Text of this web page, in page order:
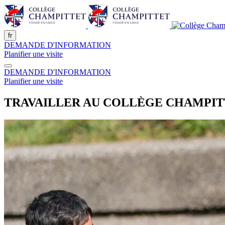
fr
DEMANDE D'INFORMATION
Planifier une visite
DEMANDE D'INFORMATION
Planifier une visite
TRAVAILLER AU COLLÈGE